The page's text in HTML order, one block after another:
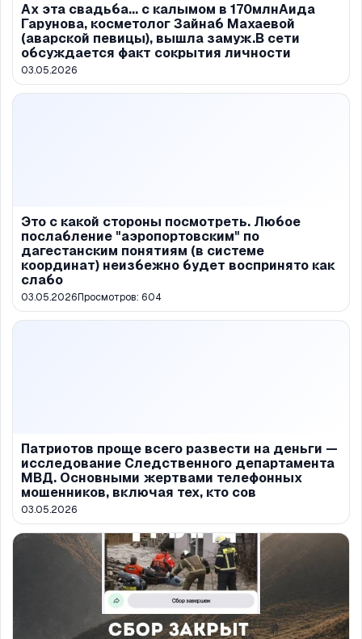
Ах эта свадьба... с калымом в 170млнАида
Гарунова, косметолог Зайнаб Махаевой
(аварской певицы), вышла замуж.В сети
обсуждается факт сокрытия личности
03.05.2026
Это с какой стороны посмотреть. Любое
послабление "аэропортовским" по
дагестанским понятиям (в системе
координат) неизбежно будет воспринято как
слабо
03.05.2026Просмотров: 604
Патриотов проще всего развести на деньги —
исследование Следственного департамента
МВД. Основными жертвами телефонных
мошенников, включая тех, кто сов
03.05.2026